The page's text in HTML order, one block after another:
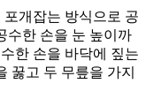
개잡는 방식으로 공
수한 손을 눈 높이까
한 손을 바닥에 짚는
꿇고 두 무릎을 가지